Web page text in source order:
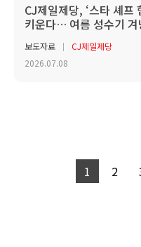
CJ제일제당, ‘스타 셰프
키운다… 여름 성수기
보도자료
CJ제일제당
2026.07.08
1 2